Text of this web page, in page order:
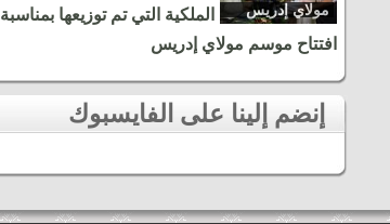
مولاي إدريس
زرهون
الملكية التي تم توزيعها بمناسبة
افتتاح موسم مولاي إدريس